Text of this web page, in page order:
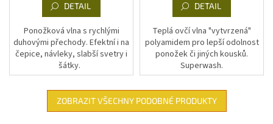
DETAIL
Ponožková vlna s rychlými
duhovými přechody. Efektní i na
čepice, návleky, slabší svetry i
šátky.
DETAIL
Teplá ovčí vlna "vytvrzená"
polyamidem pro lepší odolnost
ponožek či jiných kousků.
Superwash.
ZOBRAZIT VŠECHNY PODOBNÉ PRODUKTY